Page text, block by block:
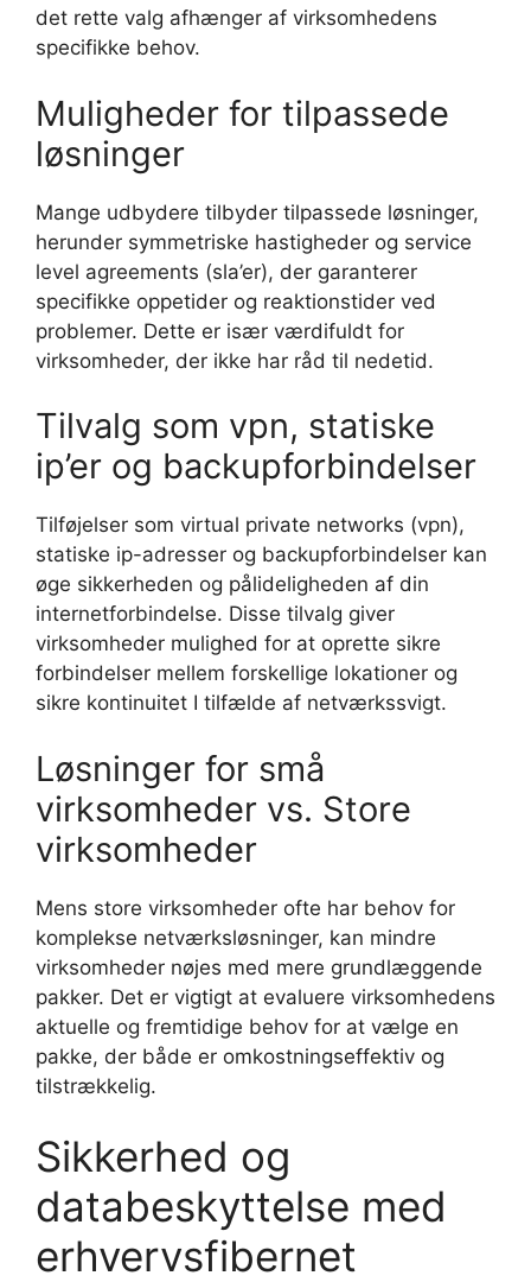
det rette valg afhænger af virksomhedens
specifikke behov.
Muligheder for tilpassede
løsninger
Mange udbydere tilbyder tilpassede løsninger,
herunder symmetriske hastigheder og service
level agreements (sla’er), der garanterer
specifikke oppetider og reaktionstider ved
problemer. Dette er især værdifuldt for
virksomheder, der ikke har råd til nedetid.
Tilvalg som vpn, statiske
ip’er og backupforbindelser
Tilføjelser som virtual private networks (vpn),
statiske ip-adresser og backupforbindelser kan
øge sikkerheden og pålideligheden af din
internetforbindelse. Disse tilvalg giver
virksomheder mulighed for at oprette sikre
forbindelser mellem forskellige lokationer og
sikre kontinuitet I tilfælde af netværkssvigt.
Løsninger for små
virksomheder vs. Store
virksomheder
Mens store virksomheder ofte har behov for
komplekse netværksløsninger, kan mindre
virksomheder nøjes med mere grundlæggende
pakker. Det er vigtigt at evaluere virksomhedens
aktuelle og fremtidige behov for at vælge en
pakke, der både er omkostningseffektiv og
tilstrækkelig.
Sikkerhed og
databeskyttelse med
erhvervsfibernet